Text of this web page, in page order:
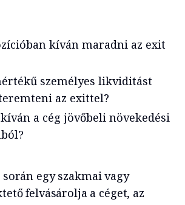
kíván maradni az exit
személyes likviditást
az exittel?
a cég jövőbeli növekedési
egy szakmai vagy
felvásárolja a céget, az